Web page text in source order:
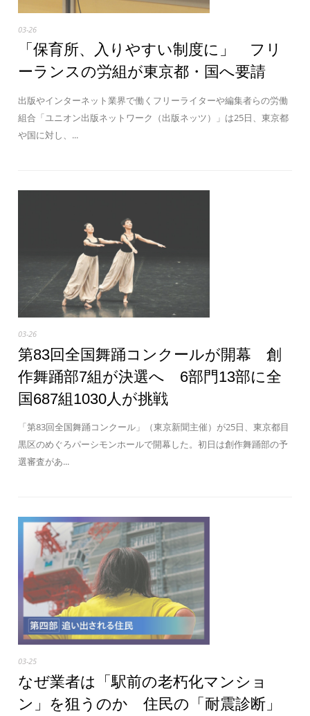
03-26
「保育所、入りやすい制度に」 フリ
ーランスの労組が東京都・国へ要請
出版やインターネット業界で働くフリーライターや編集者らの労働
組合「ユニオン出版ネットワーク（出版ネッツ）」は25日、東京都
や国に対し、...
03-26
第83回全国舞踊コンクールが開幕 創
作舞踊部7組が決選へ 6部門13部に全
国687組1030人が挑戦
「第83回全国舞踊コンクール」（東京新聞主催）が25日、東京都目
黒区のめぐろパーシモンホールで開幕した。初日は創作舞踊部の予
選審査があ...
03-25
なぜ業者は「駅前の老朽化マンショ
ン」を狙うのか 住民の「耐震診断」